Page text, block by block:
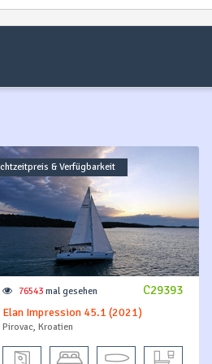
& Verfügbarkeit
C29393
76543mal gesehen
Elan Impression 45.1 (2021)
Pirovac, Kroatien